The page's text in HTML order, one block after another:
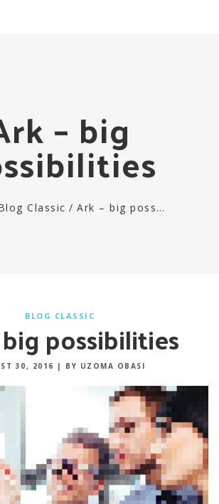
– big
Classic / Ark – big poss…
BLOG CLASSIC
possibilities
30, 2016 | BY UZOMA OBASI